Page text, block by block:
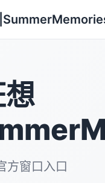
方窗口入口